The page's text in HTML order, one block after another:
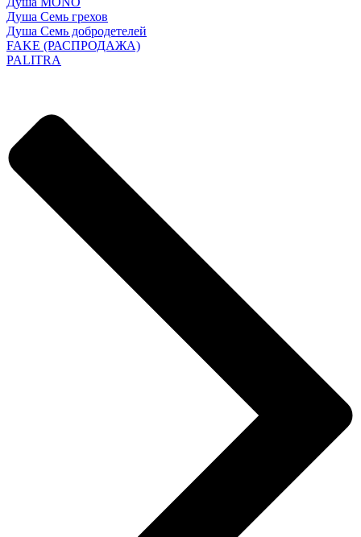
Душа Семь грехов
Душа Семь добродетелей
FAKE (РАСПРОДАЖА)
PALITRA